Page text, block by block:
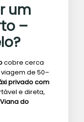
um
–
cobre cerca
de 50–
privado com
e direta,
do